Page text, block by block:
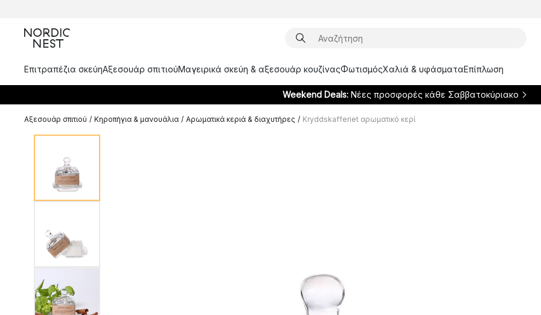
Επιτραπέζια σκεύηΑξεσουάρ σπιτιούΜαγειρικά σκεύη & αξεσουάρ κουζίναςΦωτισμόςΧαλιά & υφάσματαΕπίπλωση
Weekend Deals: Νέες προσφορές κάθε Σαββατοκύριακο
Αξεσουάρ σπιτιού / Κηροπήγια & μανουάλια / Αρωματικά κεριά & διαχυτήρες / Kryddskafferiet αρωματικό κερί